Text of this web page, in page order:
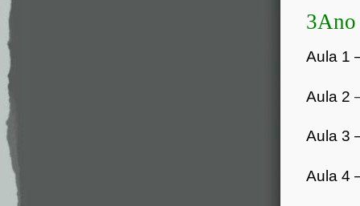
Aula 1
Aula 2
Aula 3
Aula 4